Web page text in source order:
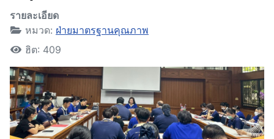
รายละเอียด
หมวด: ฝ่ายมาตรฐานคุณภาพ
ฮิต: 409